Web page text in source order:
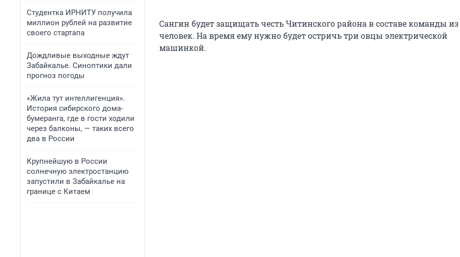
Студентка ИРНИТУ получила
миллион рублей на развитие
своего стартапа
Дождливые выходные ждут
Забайкалье. Синоптики дали
прогноз погоды
«Жила тут интеллигенция».
История сибирского дома-
бумеранга, где в гости ходили
через балконы, — таких всего
два в России
Крупнейшую в России
солнечную электростанцию
запустили в Забайкалье на
границе с Китаем
Сангин будет защищать честь Читинского района в составе команды из
человек. На время ему нужно будет остричь три овцы электрической
машинкой.